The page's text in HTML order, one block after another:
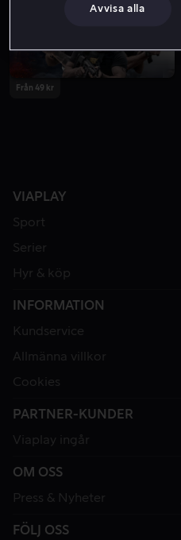
Från 49 kr
VIAPLAY
Sport
Serier
Hyr & köp
INFORMATION
Kundservice
Allmänna villkor
Cookies
PARTNER-KUNDER
Viaplay ingår
OM OSS
Press & Nyheter
FÖLJ OSS
Avvisa alla